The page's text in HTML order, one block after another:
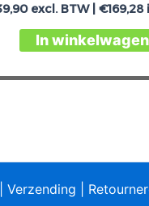
excl. BTW |€169,28
In winkelwagen
Verzending